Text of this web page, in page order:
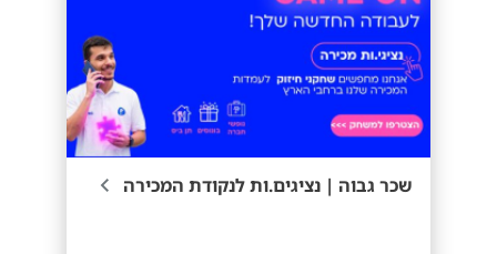
שכר גבוה | נציגים.ות לנקודת המכירה